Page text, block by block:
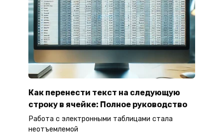
Как перенести текст на следующую
строку в ячейке: Полное руководство
Работа с электронными таблицами стала
неотъемлемой